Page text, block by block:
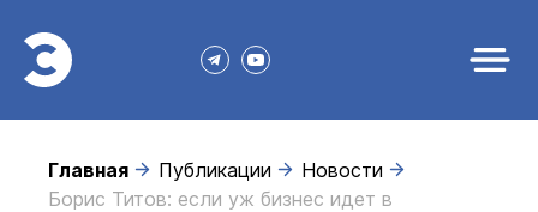
Главная Публикации
Новости
Борис Титов: если уж бизнес идет в